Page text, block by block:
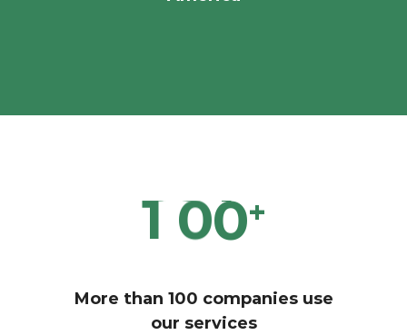
1 00+
More than 100 companies use
our services